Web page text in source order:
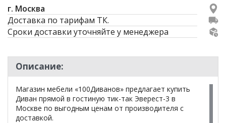
г. Москва
Доставка по тарифам ТК.
Сроки доставки уточняйте у менеджера
Описание:
Магазин мебели «100Диванов» предлагает купить
Диван прямой в гостиную тик-так Эверест-3 в
Москве по выгодным ценам от производителя с
доставкой.